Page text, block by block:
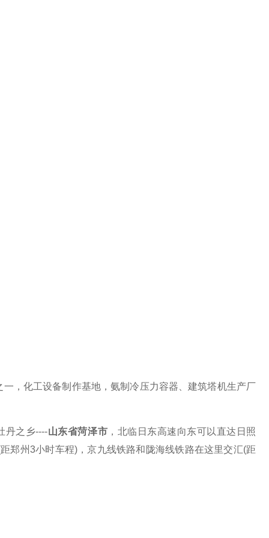
，化工设备制作基地，氨制冷压力容器、建筑塔机生产厂
丹之乡----山东省菏泽市 ，北临日东高速向东可以直达日照
郑州3小时车程)，京九线铁路和陇海线铁路在这里交汇(距